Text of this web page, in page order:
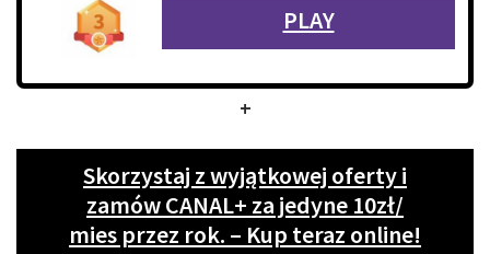
PLAY
+
Skorzystaj z wyjątkowej oferty i
zamów CANAL+ za jedyne 10zł/
mies przez rok. – Kup teraz online!